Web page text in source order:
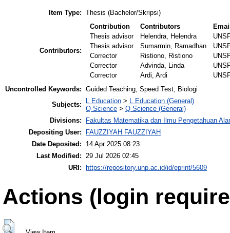
Item Type: Thesis (Bachelor/Skripsi)
Contributors:
Contribution Contributors
Thesis advisor
Helendra, Helendra
Thesis advisor
Sumarmin, Ramadhan
Corrector
Ristiono, Ristiono
Corrector
Advinda, Linda
Corrector
Ardi, Ardi
Uncontrolled Keywords: Guided Teaching, Speed Test, Biologi
Subjects:
L Education > L Education (General)
Q Science > Q Science (General)
Divisions:
Fakultas Matematika dan Ilmu Pengetahuan
Depositing User:
FAUZZIYAH FAUZZIYAH
Date Deposited:
14 Apr 2025 08:23
Last Modified: 29 Jul 2026 02:45
URI:
https://repository.unp.ac.id/id/eprint/5609
Actions (login